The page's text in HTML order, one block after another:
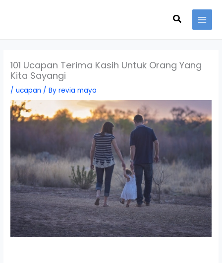
Search
101 Ucapan Terima Kasih Untuk Orang Yang
Kita Sayangi
/ucapan / Byrevia maya